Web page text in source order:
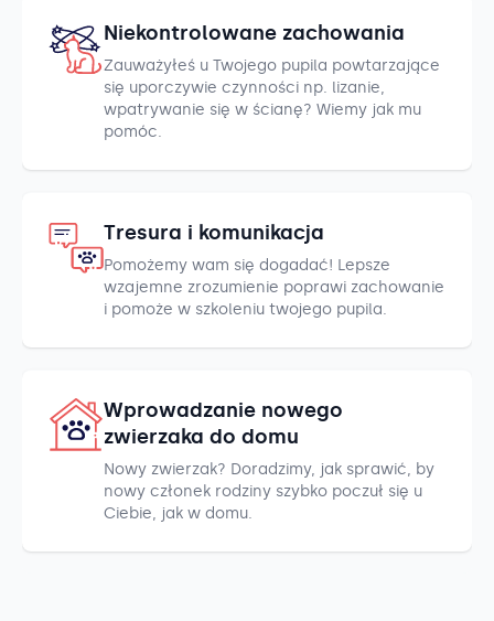
Niekontrolowane zachowania
Zauważyłeś u Twojego pupila powtarzające
się uporczywie czynności np. lizanie,
wpatrywanie się w ścianę? Wiemy jak mu
pomóc.
Tresura i komunikacja
Pomożemy wam się dogadać! Lepsze
wzajemne zrozumienie poprawi zachowanie
i pomoże w szkoleniu twojego pupila.
Wprowadzanie nowego
zwierzaka do domu
Nowy zwierzak? Doradzimy, jak sprawić, by
nowy członek rodziny szybko poczuł się u
Ciebie, jak w domu.